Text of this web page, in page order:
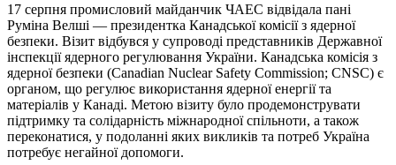
17 серпня промисловий майданчик ЧАЕС відвідала пані
Руміна Велші — президентка Канадської комісії з ядерної
безпеки. Візит відбувся у супроводі представників Державної
інспекції ядерного регулювання України. Канадська комісія з
ядерної безпеки (Canadian Nuclear Safety Commission; CNSC) є
органом, що регулює використання ядерної енергії та
матеріалів у Канаді. Метою візиту було продемонструвати
підтримку та солідарність міжнародної спільноти, а також
переконатися, у подоланні яких викликів та потреб Україна
потребує негайної допомоги.